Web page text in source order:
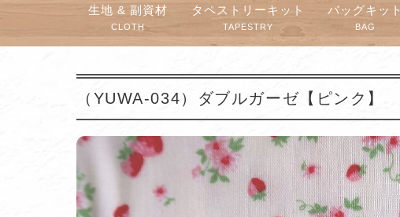
生地 & 副資材
CLOTH
タペストリーキット
TAPESTRY
バッグキット
BAG
（YUWA-034）ダブルガーゼ【ピンク】